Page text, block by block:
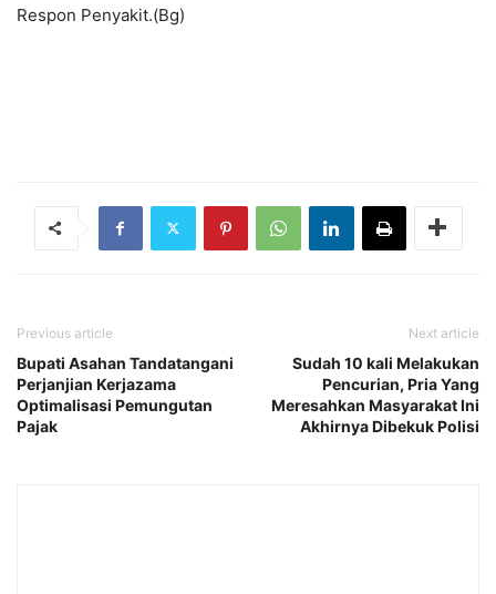
Respon Penyakit.(Bg)
Previous article
Bupati Asahan Tandatangani
Perjanjian Kerjazama
Optimalisasi Pemungutan
Pajak
Next article
Sudah 10 kali Melakukan
Pencurian, Pria Yang
Meresahkan Masyarakat Ini
Akhirnya Dibekuk Polisi